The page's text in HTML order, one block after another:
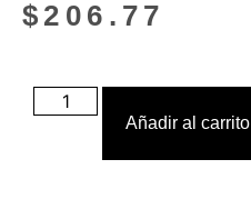
$ 206.77
Añadir al carrito